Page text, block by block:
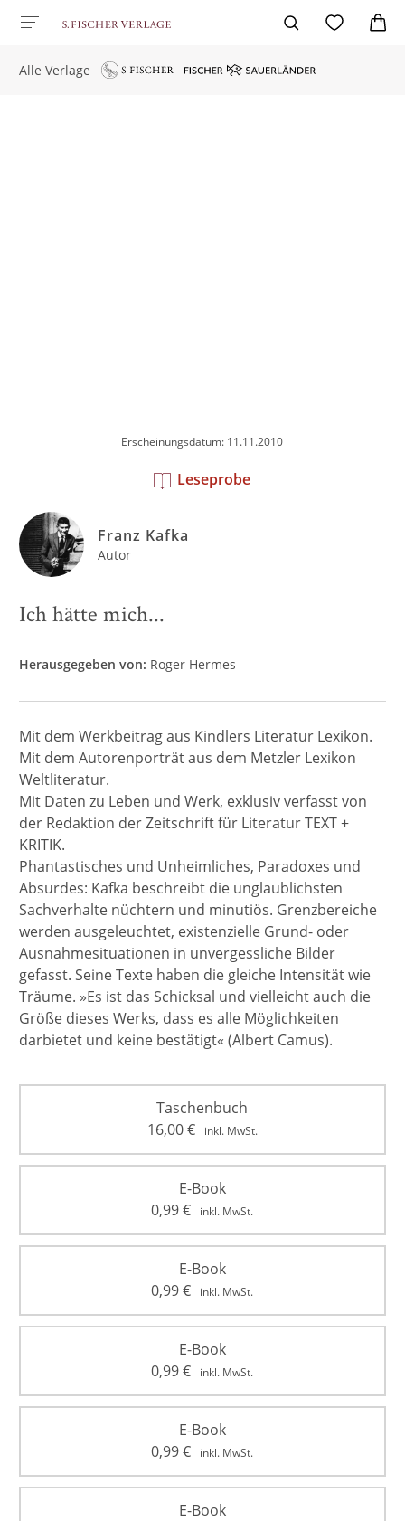
Alle Verlage
Erscheinungsdatum: 11.11.2010
Leseprobe
Franz Kafka
Autor
Ich hätte mich...
Herausgegeben von: Roger Hermes
Mit dem Werkbeitrag aus Kindlers Literatur Lexikon.
Mit dem Autorenporträt aus dem Metzler Lexikon
Weltliteratur.
Mit Daten zu Leben und Werk, exklusiv verfasst von
der Redaktion der Zeitschrift für Literatur TEXT +
KRITIK.
Phantastisches und Unheimliches, Paradoxes und
Absurdes: Kafka beschreibt die unglaublichsten
Sachverhalte nüchtern und minutiös. Grenzbereiche
werden ausgeleuchtet, existenzielle Grund- oder
Ausnahmesituationen in unvergessliche Bilder
gefasst. Seine Texte haben die gleiche Intensität wie
Träume. »Es ist das Schicksal und vielleicht auch die
Größe dieses Werks, dass es alle Möglichkeiten
darbietet und keine bestätigt« (Albert Camus).
Taschenbuch
16,00€ inkl. MwSt.
E-Book
0,99€ inkl. MwSt.
E-Book
0,99€ inkl. MwSt.
E-Book
0,99€ inkl. MwSt.
E-Book
0,99€ inkl. MwSt.
E-Book